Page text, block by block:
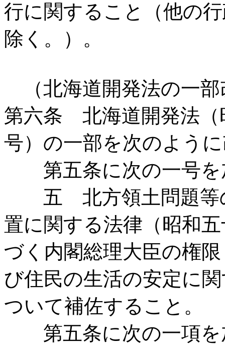
行に関すること（他の
除く。）。
（北海道開発法の一部
第六条 北海道開発法（
号）の一部を次のよう
第五条に次の一号を
五 北方領土問題等
置に関する法律（昭和
づく内閣総理大臣の権
び住民の生活の安定に
ついて補佐すること。
第五条に次の一項を